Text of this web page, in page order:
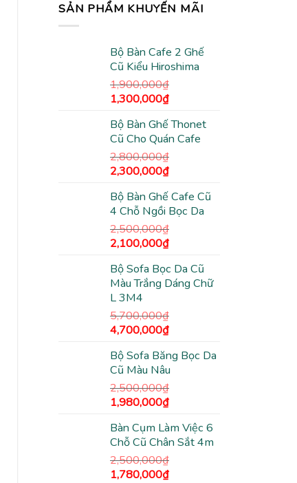
SẢN PHẨM KHUYẾN MÃI
Bộ Bàn Cafe 2 Ghế
Cũ Kiểu Hiroshima
1,900,000₫
Giá
là:
1,900,000₫.
1,300,000₫Giá
tại
là:
1,300,000₫.
Bộ Bàn Ghế Thonet
Cũ Cho Quán Cafe
2,800,000₫
Giá
là:
2,800,000₫.
2,300,000₫Giá
tại
là:
2,300,000₫.
Bộ Bàn Ghế Cafe Cũ
4 Chỗ Ngồi Bọc Da
2,500,000₫
Giá
là:
2,500,000₫.
2,100,000₫Giá
tại
là:
Bộ Sofa Bọc Da Cũ
Màu Trắng Dáng Chữ
L 3M4
5,700,000₫
Giá
là:
5,700,000₫.
4,700,000₫Giá
tại
là:
4,700,000₫.
Bộ Sofa Băng Bọc Da
Cũ Màu Nâu
2,500,000₫
Giá
là:
2,500,000₫.
1,980,000₫Giá
tại
là:
1,980,000₫.
Bàn Cụm Làm Việc 6
Chỗ Cũ Chân Sắt 4m
2,500,000₫
Giá
1,780,000₫Giá